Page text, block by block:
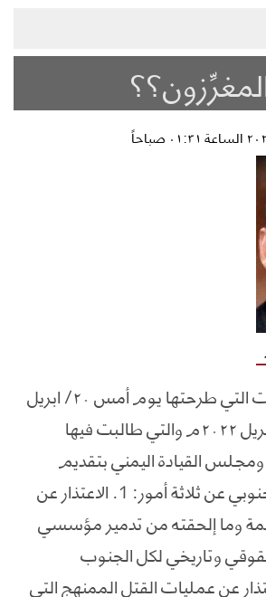
في ضوء الملاحظات التي طرحتها يوم أمس ٢٠/ ابريل
وكررتها اليوم ٢١ أبريل ٢٠٢٢م والتي طالبت فيها
القيادة اليمني بتقديم
الاعتذار للشعب الجنوبي عن ثلاثة أمور: 1. الاعتذار عن
الظالمة وما إلحقته من تدمير مؤسسي
وتاريخي لكل الجنوب
2. الاعتذار عن عمليات القتل الممنهج التي